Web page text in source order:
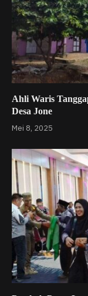
Ahli Waris
Desa Jone
Mei 8, 2025